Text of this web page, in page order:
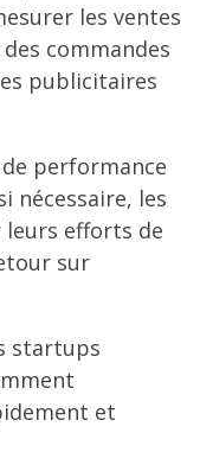
les ventes
commandes
publicitaires
performance
nécessaire, les
efforts de
sur
startups
et